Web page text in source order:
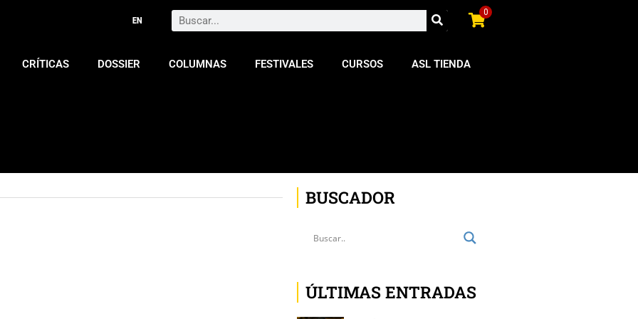
Search 0
CRÍTICAS DOSSIER COLUMNAS FESTIVALES CURSOS ASL TIENDA
BUSCADOR
ÚLTIMAS ENTRADAS